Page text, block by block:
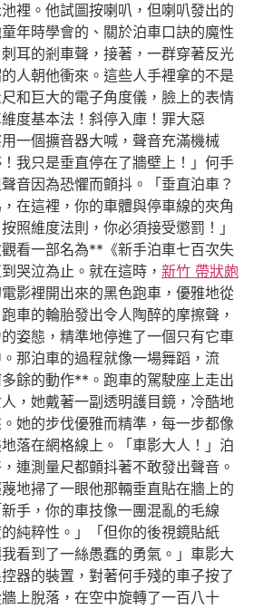
裡。他試圖按喇叭，但喇叭發出的
年時學會的、關於泊車口訣的魔性
耳的剎車聲，接著，一群穿著反光
人朝他衝來。這些人手裡拿的不是
和巨大的電子角度儀，臉上的表情
度基本法！斜停入庫！罪大惡
一個擴音器大喊，聲音充滿機械
我只是垂直停在了牆壁上！」何手
音因為恐懼而顫抖。「垂直泊車？
在這裡，你的車體與停車線的夾角
維度法則，你必須接受懲罰！」
看一部名為**《新手泊車七百次失
哭泣為止。就在這時， 新竹 帶狀皰
影裡開出來的黑色跑車，優雅地從
車的輪胎發出令人陶醉的摩擦聲，
姿態，精準地停進了一個只有它車
那泊車的過程就像一場舞蹈，流
餘的動作**。跑車的駕駛座上走出
，她戴著一副透明護目鏡，冷酷地
她的步伐優雅而精準，每一步都像
落在網格線上。「車影大人！」泊
連測量尺都顫抖著不敢發出聲音。
地掃了一眼他那輛垂直貼在牆上的
手，你的車技像一團混亂的毛線
純粹性。」「但你的後視鏡貼紙
看到了一絲愚蠢的勇氣。」車影大
器的裝置，對著何手殘的車子按了
上脫落，在空中旋轉了一百八十